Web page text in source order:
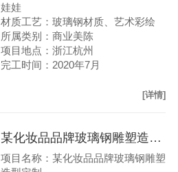
娃娃
材质工艺：玻璃钢材质、艺术彩绘
所属类别：商业美陈
项目地点：浙江杭州
完工时间：2020年7月
[详情]
某化妆品品牌玻璃钢雕塑造型定制
项目名称：某化妆品品牌玻璃钢雕塑